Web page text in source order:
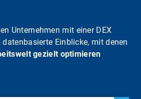
Unternehmen mit einer DEX
Einblicke, mit denen
gezielt optimieren